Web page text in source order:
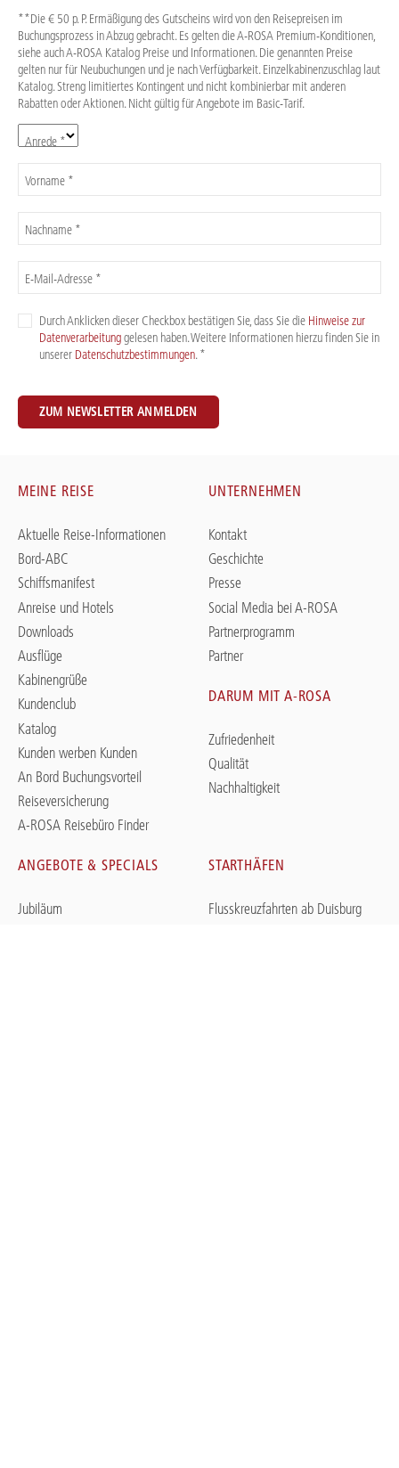
**Die € 50 p. P. Ermäßigung des Gutscheins wird von den Reisepreisen im
Buchungsprozess in Abzug gebracht. Es gelten die A-ROSA Premium-Konditionen,
siehe auch A-ROSA Katalog Preise und Informationen. Die genannten Preise
gelten nur für Neubuchungen und je nach Verfügbarkeit. Einzelkabinenzuschlag laut
Katalog. Streng limitiertes Kontingent und nicht kombinierbar mit anderen
Rabatten oder Aktionen. Nicht gültig für Angebote im Basic-Tarif.
Anrede *
Vorname *
Nachname *
E-Mail-Adresse *
Durch Anklicken dieser Checkbox bestätigen Sie, dass Sie die Hinweise zur
Datenverarbeitunggelesen haben. Weitere Informationen hierzu finden Sie in
unserer Datenschutzbestimmungen. *
ZUM NEWSLETTER ANMELDEN
MEINE REISE
Aktuelle Reise-Informationen
Bord-ABC
Schiffsmanifest
Anreise und Hotels
Downloads
Ausflüge
Kabinengrüße
Kundenclub
Katalog
Kunden werben Kunden
An Bord Buchungsvorteil
Reiseversicherung
A-ROSA Reisebüro Finder
UNTERNEHMEN
Kontakt
Geschichte
Presse
Social Media bei A-ROSA
Partnerprogramm
Partner
DARUM MIT A-ROSA
Zufriedenheit
Qualität
Nachhaltigkeit
ANGEBOTE & SPECIALS
Jubiläum
STARTHÄFEN
Flusskreuzfahrten ab Duisburg